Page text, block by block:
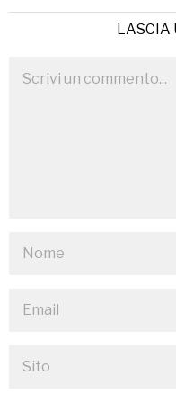
LASCIA